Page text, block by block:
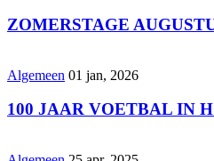
ZOMERSTAGE
Algemeen 01 jan, 2026
100 JAAR VOETBAL IN